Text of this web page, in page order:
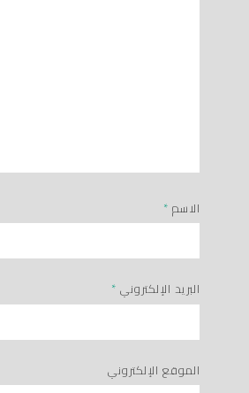
الاسم *
البريد الإلكتروني *
الموقع الإلكتروني